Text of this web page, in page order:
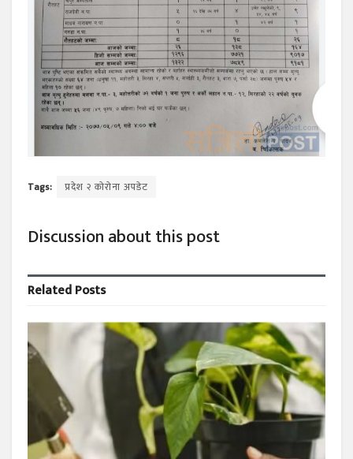
Tags: प्रदेश २ कोरोना अपडेट
Discussion about this post
RelatedPosts